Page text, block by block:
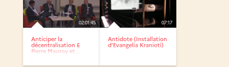
02:01:45
Anticiper la
décentralisation £
Pierre Mauroy et...
07:17
Antidote (Installation
d’Evangelia Kranioti)